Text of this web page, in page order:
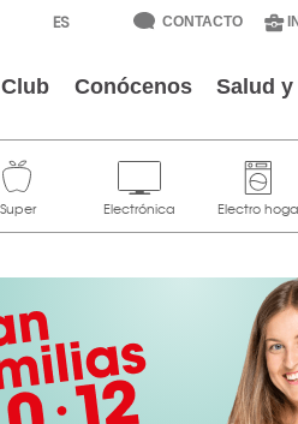
CONTACTO
Club Conócenos Salud